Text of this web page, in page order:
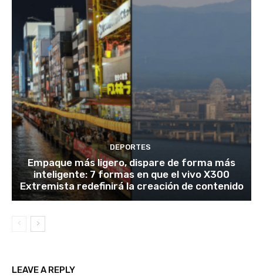
DEPORTES
Empaque más ligero, dispare de forma más
inteligente: 7 formas en que el vivo X300
Extremista redefinirá la creación de contenido
LEAVE A REPLY